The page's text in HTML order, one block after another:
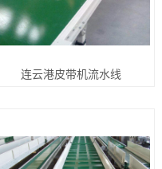
连云港皮带机流水线